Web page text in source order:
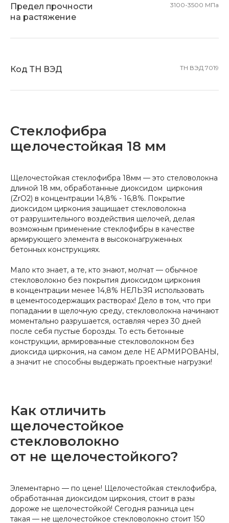
Предел прочности
на растяжение
3100-3500 МПа
Код ТН ВЭД ТН ВЭД 7019
Стеклофибра
щелочестойкая 18 мм
Щелочестойкая стеклофибра 18мм — это стеловолокна
длиной 18 мм, обработанные диоксидом циркония
(ZrO2) в концентрации 14,8% - 16,8%. Покрытие
диоксидом циркония защищает стекловолокна
от разрушительного воздействия щелочей, делая
возможным применение стеклофибры в качестве
армирующего элемента в высоконагруженных
бетонных конструкциях.
Мало кто знает, а те, кто знают, молчат — обычное
стекловолокно без покрытия диоксидом циркония
в концентрации менее 14,8% НЕЛЬЗЯ использовать
в цементосодержащих растворах! Дело в том, что при
попадании в щелочную среду, стекловолокна начинают
моментально разрушается, оставляя через 30 дней
после себя пустые борозды. То есть бетонные
конструкции, армированные стекловолокном без
диоксида циркония, на самом деле НЕ АРМИРОВАНЫ,
а значит не способны выдержать проектные нагрузки!
Как отличить
щелочестойкое
стекловолокно
от не щелочестойкого?
Элементарно — по цене! Щелочестойкая стеклофибра,
обработанная диоксидом циркония, стоит в разы
дороже не щелочестойкой! Сегодня разница цен
такая — не щелочестойкое стекловолокно стоит 150